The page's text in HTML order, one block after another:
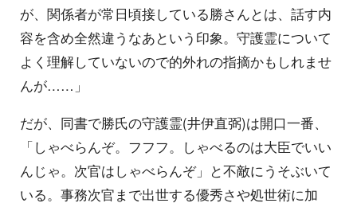
が、関係者が常日頃接している勝さんとは、話す内
容を含め全然違うなあという印象。守護霊について
よく理解していないので的外れの指摘かもしれませ
んが……」
だが、同書で勝氏の守護霊(井伊直弼)は開口一番、
「しゃべらんぞ。フフフ。しゃべるのは大臣でいい
んじゃ。次官はしゃべらんぞ」と不敵にうそぶいて
いる。事務次官まで出世する優秀さや処世術に加